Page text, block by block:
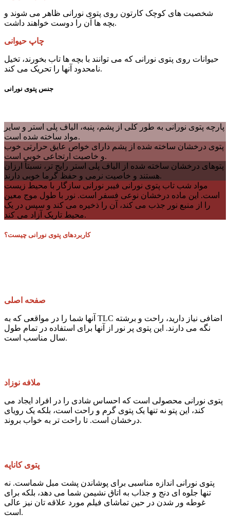
شخصیت های کوچک کارتون روی پتوی نورانی ظاهر می شوند و
بچه ها آن را دوست خواهند داشت.
چاپ حیوانی
حیوانات روی پتوی نورانی که می توانند با بچه ها تاب بخورند، تخیل
نامحدود آنها را تحریک می کند.
جنس پتوی نورانی
پارچه پتوی نورانی به طور کلی از پشم، پنبه، الیاف پلی استر و سایر
مواد ساخته شده است.
پتوی درخشان ساخته شده از پشم دارای خواص عایق حرارتی خوب
و خاصیت ارتجاعی خوبی است.
پتوهای درخشان ساخته شده از الیاف پلی استر رایج تر، نسبتاً ارزان
هستند و خاصیت نرمی و حفظ گرما خوبی دارند.
مواد شب تاب پتوی نورانی فیبر نورانی سازگار با محیط زیست
است. این ماده درخشان نوعی فسفر است. نور با طول موج معین
را از منبع نور جذب می کند، آن را ذخیره می کند و سپس در یک
محیط تاریک آزاد می کند.
کاربردهای پتوی نورانی چیست؟
صفحه اصلی
آنها شما را در مواقعی که به TLC اضافی نیاز دارید، راحت و برشته
نگه می دارند. این پتوی پر نور از آنها برای استفاده در تمام طول
سال مناسب است.
ملافه نوزاد
پتوی نورانی محصولی است که احساس شادی را در افراد ایجاد می
کند، این پتو نه تنها یک پتوی گرم و راحت است، بلکه یک رویای
درخشان است. تا راحت تر به خواب بروند.
پتوی کاناپه
پتوی نورانی اندازه مناسبی برای پوشاندن پشت مبل شماست. نه
تنها جلوه ای دنج و جذاب به اتاق نشیمن شما می دهد، بلکه برای
غوطه ور شدن در حین تماشای فیلم مورد علاقه تان نیز عالی
است.